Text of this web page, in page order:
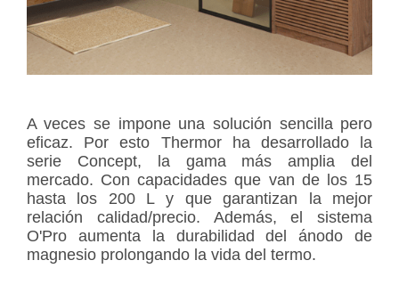
A veces se impone una solución sencilla pero
eficaz. Por esto Thermor ha desarrollado la
serie Concept, la gama más amplia del
mercado. Con capacidades que van de los 15
hasta los 200 L y que garantizan la mejor
relación calidad/precio. Además, el sistema
O'Pro aumenta la durabilidad del ánodo de
magnesio prolongando la vida del termo.